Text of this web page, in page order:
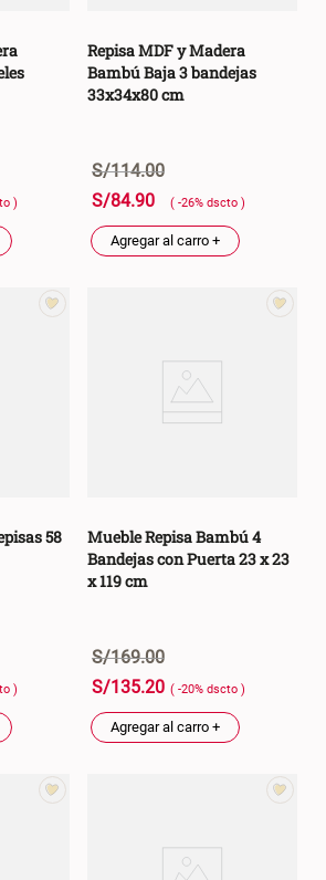
)
Repisa MDF y Madera
Bambú Baja 3 bandejas
33x34x80 cm
S/114.00
S/84.90 ( -26% dscto )
Agregar al carro +
58
)
Mueble Repisa Bambú 4
Bandejas con Puerta 23 x 23
x 119 cm
S/169.00
S/135.20 ( -20% dscto )
Agregar al carro +